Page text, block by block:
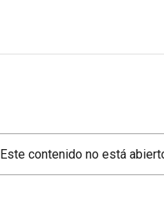
Este contenido no está